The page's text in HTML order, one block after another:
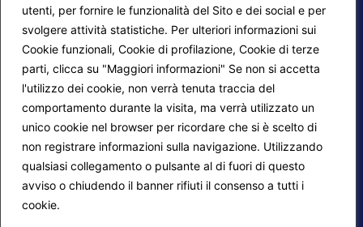
utenti, per fornire le funzionalità del Sito e dei social e per
svolgere attività statistiche. Per ulteriori informazioni sui
Cookie funzionali, Cookie di profilazione, Cookie di terze
parti, clicca su "Maggiori informazioni" Se non si accetta
l'utilizzo dei cookie, non verrà tenuta traccia del
comportamento durante la visita, ma verrà utilizzato un
unico cookie nel browser per ricordare che si è scelto di
non registrare informazioni sulla navigazione. Utilizzando
qualsiasi collegamento o pulsante al di fuori di questo
avviso o chiudendo il banner rifiuti il consenso a tutti i
cookie.
Mappa del sito
Progetti Darsi Pace
Login redattori
Calendario corsi
Privacy Policy
Cookie Policy
Seguici su:
© 2026